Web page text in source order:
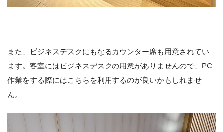
また、ビジネスデスクにもなるカウンター席も用意されてい
ます。客室にはビジネスデスクの用意がありませんので、PC
作業をする際にはこちらを利用するのが良いかもしれませ
ん。